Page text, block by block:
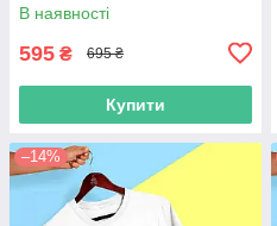
В наявності
595 ₴ 695 ₴
Купити
–14%